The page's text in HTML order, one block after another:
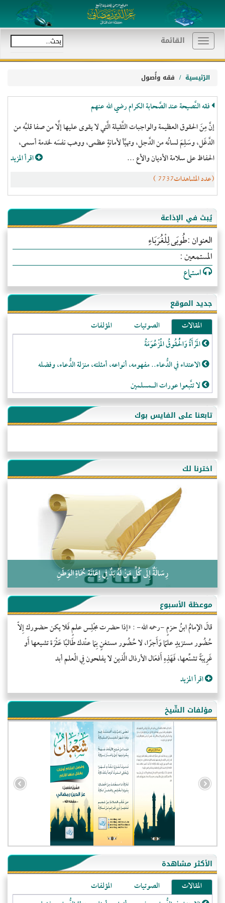
Toggle
navigation
القائمة
الرّئيسية فقه وأُصول
فقه النَّصيحة عند الصَّحابة الكرام رضي الله عنهم
إنَّ مِنَ الحقوق العظيمة والواجبات الثَّقيلة الَّتي لا يقوى عليها إلَّا من صفا قلبُه من
الدَّغَل، وسَلِمَ لسانُه من الدَّجل، وتهيَّأ لأمانةٍ عظمى، ووهب نفسَه لخدمة أسمى،
الحفاظ على سلامة الأديان والأع ...
اقرأ المزيد
(عدد المشاهدات7737 )
يُبث في الإذاعة
العنوان :طُوبَى لِلْغُرَبَاءِ
المستمعين :
استماع
جديد الموقع
المقالات الصوتيات
المؤلفات
المَرْأَةُ وَالْحُقُوقُ الْمَزْعُوَمَةُ
الاعتداء في الدُّعاء.. مفهومه، أنواعه، أمثلته، منزلة الدُّعاء، وفضله
لا تتَّبعوا عورات الـمسلمين
فقه النَّصيحة عند الصَّحابة الكرام رضي الله عنهم
لَا عِزَّةَ إِلَّا بِالإِسْلَامِ
هذه سبيلنا فماذا تنقمون؟!
أُسُـسُ بَـيْـتِ الـمُسْـلِمِ
التَّعْلِيمُ القُرْآنِي
كلمة إلى إخواني السلفيين في الجزائر
تابعنا على الفايس بوك
اخترنا لك
رِسَالَةٌ إِلَى كُلِّ مَنْ لَهُ يَدٌ فِي إِعَانَةِ حُمَاةِ الوَطَنِ
موعظة الأسبوع
قالَ الإمامُ ابنُ حزمٍ -رحمه الله- : «إذا حضرت مجْلِس علمٍ فَلا يكن حضورك إِلاّ
حُضُور مستزيدٍ علمًا وَأَجرًا، لا حُضُور مستغنٍ بِمَا عنْدك طَالبًا عَثْرَة تشيعها أَو
غَرِيبَةً تشنِّعها، فَهَذِهِ أَفعَال الأرذال الَّذين لا يفلحون فِي الْعلم أبد
اقرأ المزيد
مؤلفات الشّيخ
الأكثر مشاهدة
المقالات الصوتيات
المؤلفات